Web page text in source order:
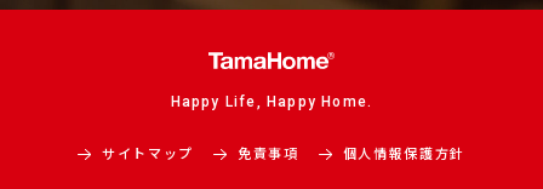
Happy Life, Happy Home.
サイトマップ 免責事項 個人情報保護方針